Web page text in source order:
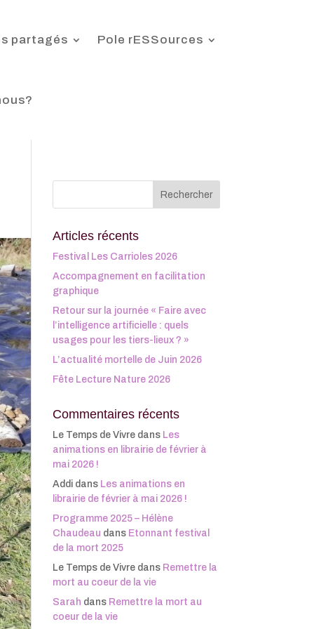
partagés Pole rESSources
Articles récents
Festival Les Carrioles 2026
Accompagnement en facilitation
graphique
Retour sur la journée « Faire avec
l’intelligence artificielle : quels
usages pour les tiers-lieux ? »
L’actualité mortelle de Juin 2026
Fête Lecture Nature 2026
Commentaires récents
Le Temps de Vivredans Les
animations en librairie de février à
mai 2026 !
Addidans Les animations en
librairie de février à mai 2026 !
Programme 2025 – Hélène
Chaudeau dans Etonnant festival
de la mort 2025
Le Temps de Vivredans Remettre la
mort au coeur de la vie
Sarah dans Remettre la mort au
coeur de la vie